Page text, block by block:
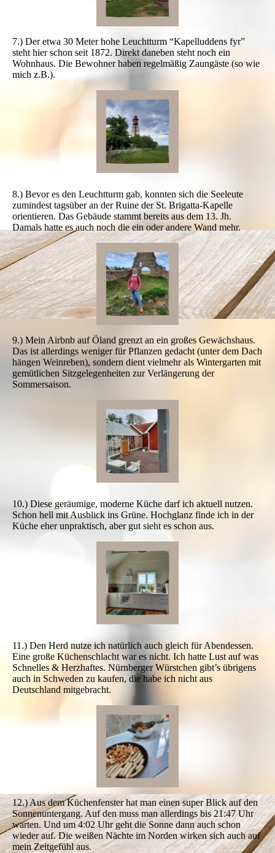
7.) Der etwa 30 Meter hohe Leuchtturm “Kapelluddens fyr”
steht hier schon seit 1872. Direkt daneben steht noch ein
Wohnhaus. Die Bewohner haben regelmäßig Zaungäste (so wie
mich z.B.).
8.) Bevor es den Leuchtturm gab, konnten sich die Seeleute
zumindest tagsüber an der Ruine der St. Brigatta-Kapelle
orientieren. Das Gebäude stammt bereits aus dem 13. Jh.
Damals hatte es auch noch die ein oder andere Wand mehr.
9.) Mein Airbnb auf Öland grenzt an ein großes Gewächshaus.
Das ist allerdings weniger für Pflanzen gedacht (unter dem Dach
hängen Weinreben), sondern dient vielmehr als Wintergarten mit
gemütlichen Sitzgelegenheiten zur Verlängerung der
Sommersaison.
10.) Diese geräumige, moderne Küche darf ich aktuell nutzen.
Schon hell mit Ausblick ins Grüne. Hochglanz finde ich in der
Küche eher unpraktisch, aber gut sieht es schon aus.
11.) Den Herd nutze ich natürlich auch gleich für Abendessen.
Eine große Küchenschlacht war es nicht. Ich hatte Lust auf was
Schnelles & Herzhaftes. Nürnberger Würstchen gibt’s übrigens
auch in Schweden zu kaufen, die habe ich nicht aus
Deutschland mitgebracht.
12.) Aus dem Küchenfenster hat man einen super Blick auf den
Sonnenuntergang. Auf den muss man allerdings bis 21:47 Uhr
warten. Und um 4:02 Uhr geht die Sonne dann auch schon
wieder auf. Die weißen Nächte im Norden wirken sich auch auf
mein Zeitgefühl aus.